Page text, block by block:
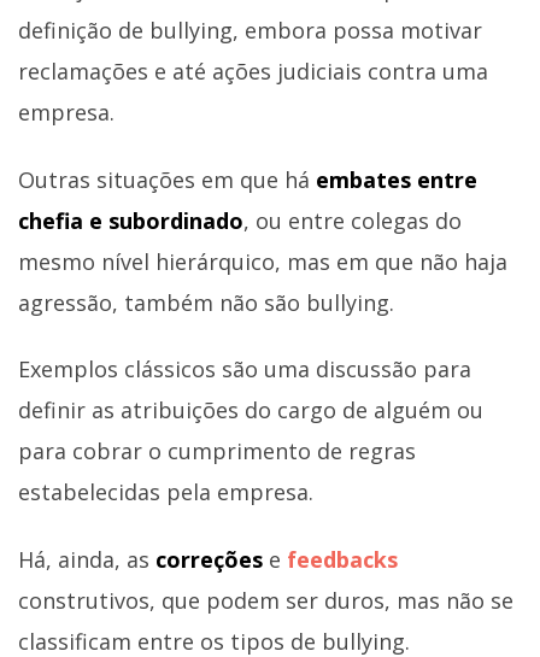
definição de bullying, embora possa motivar
reclamações e até ações judiciais contra uma
empresa.
Outras situações em que há embates entre
chefia e subordinado, ou entre colegas do
mesmo nível hierárquico, mas em que não haja
agressão, também não são bullying.
Exemplos clássicos são uma discussão para
definir as atribuições do cargo de alguém ou
para cobrar o cumprimento de regras
estabelecidas pela empresa.
Há, ainda, as correções e feedbacks
construtivos, que podem ser duros, mas não se
classificam entre os tipos de bullying.